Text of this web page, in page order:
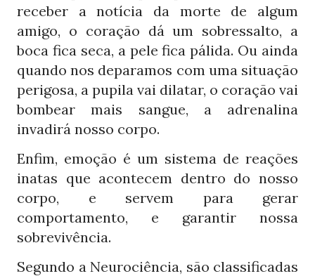
receber a notícia da morte de algum
amigo, o coração dá um sobressalto, a
boca fica seca, a pele fica pálida. Ou ainda
quando nos deparamos com uma situação
perigosa, a pupila vai dilatar, o coração vai
bombear mais sangue, a adrenalina
invadirá nosso corpo.
Enfim, emoção é um sistema de reações
inatas que acontecem dentro do nosso
corpo, e servem para gerar
comportamento, e garantir nossa
sobrevivência.
Segundo a Neurociência, são classificadas